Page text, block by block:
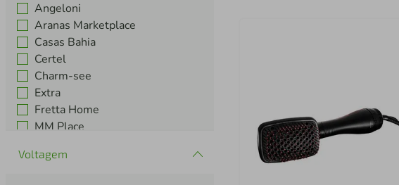
Angeloni
Aranas Marketplace
Casas Bahia
Certel
Charm-see
Extra
Fretta Home
MM Place
Panvel
Voltagem